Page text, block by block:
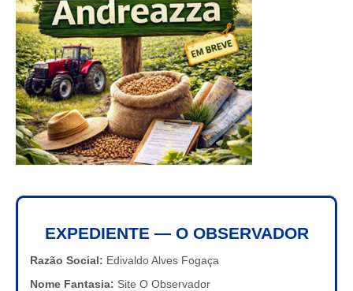
EXPEDIENTE — O OBSERVADOR
Razão Social: Edivaldo Alves Fogaça
Nome Fantasia: Site O Observador